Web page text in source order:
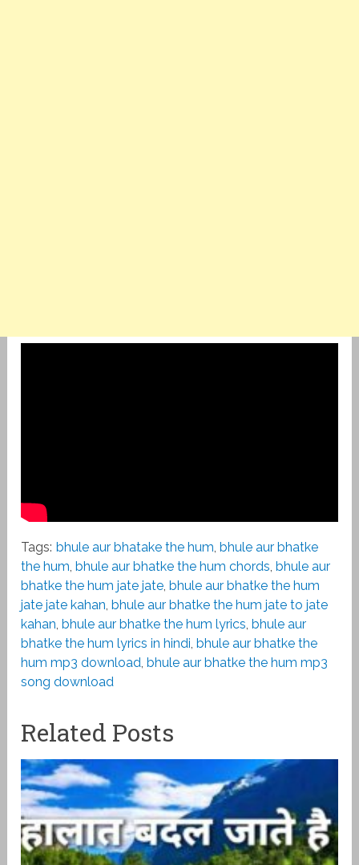
Tags: bhule aur bhatake the hum ,bhule aur bhatke
the hum ,bhule aur bhatke the hum chords ,bhule aur
bhatke the hum jate jate ,bhule aur bhatke the hum
jate jate kahan ,bhule aur bhatke the hum jate to jate
kahan ,bhule aur bhatke the hum lyrics ,bhule aur
bhatke the hum lyrics in hindi ,bhule aur bhatke the
hum mp3 download ,bhule aur bhatke the hum mp3
song download
Related Posts